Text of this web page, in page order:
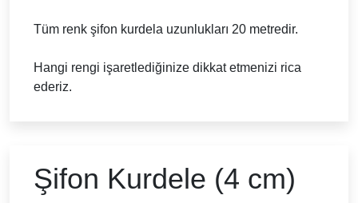
Tüm renk şifon kurdela uzunlukları 20 metredir.
Hangi rengi işaretlediğinize dikkat etmenizi rica
ederiz.
Şifon Kurdele (4 cm)